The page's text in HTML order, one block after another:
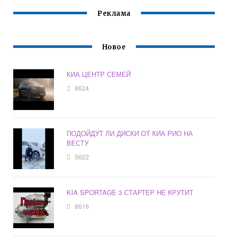
Реклама
Новое
КИА ЦЕНТР СЕМЕЙ
8624
ПОДОЙДУТ ЛИ ДИСКИ ОТ КИА РИО НА
ВЕСТУ
5622
KIA SPORTAGE 3 СТАРТЕР НЕ КРУТИТ
8616